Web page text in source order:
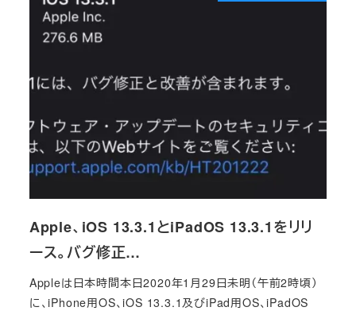
Apple、iOS 13.3.1とiPadOS 13.3.1をリリ
ース。バグ修正…
Appleは日本時間本日2020年1月29日未明（午前2時頃）
に、iPhone用OS、iOS 13.3.1及びiPad用OS、iPadOS